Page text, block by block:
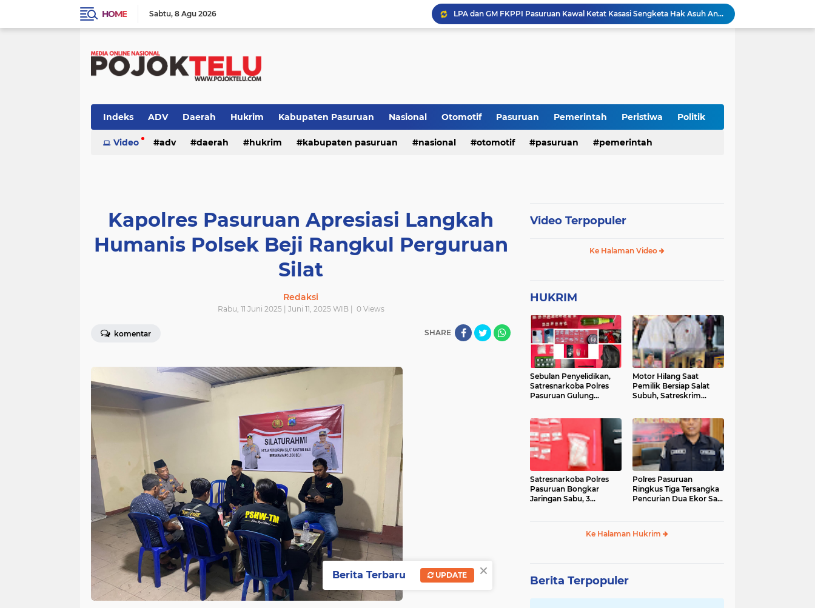
HOME Sabtu 8 Agu 2026
Sambut HUT RI ke-81, Polres Pasuruan Kota Gelar Program SIM C Gratis "AGUS-TUS SAE"
Sidoarjo Berbenah, Sekda Fenny Apridawati Ajak Seluruh OPD Tingkatkan Akuntabilitas Publik
Warga Watuprapat Nguling Bernapas Lega, Jalan Poros Kabupaten Mulai Dipaving Setelah Belasan Tahun Rusak
Indeks ADV Daerah Hukrim Kabupaten Pasuruan Nasional Otomotif Pasuruan Pemerintah Peristiwa Politik
Sidoarjo TNI - POLRI TNI-POLRI
Video adv daerah hukrim kabupaten pasuruan nasional otomotif pasuruan pemerintah
Kapolres Pasuruan Apresiasi Langkah
Humanis Polsek Beji Rangkul Perguruan
Silat
Redaksi
Rabu, 11 Juni 2025 | Juni 11, 2025 WIB | 0Views
komentar SHARE
Video Terpopuler
Ke Halaman Video
HUKRIM
Sebulan Penyelidikan,
Satresnarkoba Polres
Pasuruan Gulung
Motor Hilang Saat
Pemilik Bersiap Salat
Subuh, Satreskrim
Satresnarkoba Polres
Pasuruan Bongkar
Jaringan Sabu, 3
Polres Pasuruan
Ringkus Tiga Tersangka
Pencurian Dua Ekor Sapi
Ke Halaman Hukrim
Berita Terpopuler
×
Berita Terbaru UPDATE